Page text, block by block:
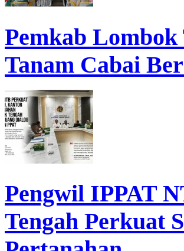
Pemkab
Tanam Cabai
Pengwil IPPAT
Tengah Perkuat